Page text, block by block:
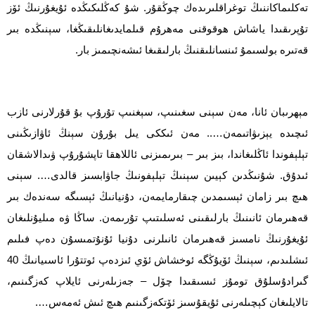
تەكلىماكاننىڭ توغراقلىرىدەك چوڭقۇر. شۇ كەڭلىكىڭدە ئۇيغۇرنىڭ ئۆز
تۇپرىقىدا ياشاش ھوقوقنى مەھرۇم قىلمايدىغانلىقىڭغا، سېنىڭدە بىر
قەتىرە بولسىمۇ ئىنسانلىقنىڭ بارلىقىغا ئىشەنچىمىز بار.
مېھرىبان ئانا، مەن سېنى سغىنىپ، سېغنىپ تۇرۇپ بۇ قۇرلارنى ئازب
ئىچىدە يېزىۋاتىمەن….. مەن ئىككى يىل بۇرۇن سېنڭ ئاۋازىڭىنى
تېلېفوندا ئاڭلىغاندا، بىز بىر – بىرىمىزنى ئاللاھقا تاپشۇرۇپ ۋىدالاشقان
ئىدۇق. شۇنىڭدىن كېيىن سېنىڭ تېلېفونىڭ جاۋابسىز قالدى…. سېنى
ھىچ بىر زامان ئېسىمدىن چىقارمايمەن، دۇنيانىڭ ئېسىگە سەندەك بىر
قەھىرمان ئانىنىڭ بارلىقىنى ئەسلىتىپ تۇرىمەن. ساڭا ۋە مىليۇنلىغان
ئۇيغۇرنىڭ نامسىز قەھىرمان ئانىلرنى دۇنيا ئۇنۇتمىسۇن دەپ فىلىم
ئىشلىدىم، سېنىڭ ئۆيۇڭگە ئوخشاش ئۆي ئىزدەپ ئوتتۇرا ئاسىيانىڭ 40
گىرادۇسلۇق تومۇز ئىسىقىدا چۆل – جەزىلەرنى ئايلاپ كەزگىنىم،
تالايلىغان كېچىلەرنى ئۇيقۇسىز ئۆتكەزگىنىم ھىچ ئىش ئەمەس….